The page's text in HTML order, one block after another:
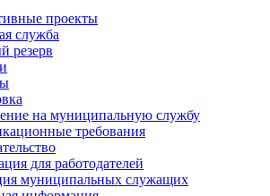
проекты
служба
резерв
на муниципальную службу
требования
для работодателей
муниципальных служащих